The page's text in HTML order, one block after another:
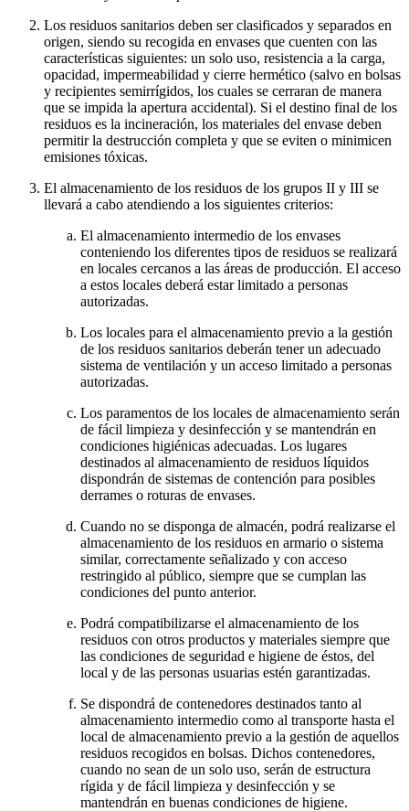
Los residuos sanitarios deben ser clasificados y separados en
origen, siendo su recogida en envases que cuenten con las
características siguientes: un solo uso, resistencia a la carga,
opacidad, impermeabilidad y cierre hermético (salvo en bolsas
y recipientes semirrígidos, los cuales se cerraran de manera
que se impida la apertura accidental). Si el destino final de los
residuos es la incineración, los materiales del envase deben
permitir la destrucción completa y que se eviten o minimicen
emisiones tóxicas.
El almacenamiento de los residuos de los grupos II y III se
llevará a cabo atendiendo a los siguientes criterios:
El almacenamiento intermedio de los envases
conteniendo los diferentes tipos de residuos se realizará
en locales cercanos a las áreas de producción. El acceso
a estos locales deberá estar limitado a personas
autorizadas.
Los locales para el almacenamiento previo a la gestión
de los residuos sanitarios deberán tener un adecuado
sistema de ventilación y un acceso limitado a personas
autorizadas.
Los paramentos de los locales de almacenamiento serán
de fácil limpieza y desinfección y se mantendrán en
condiciones higiénicas adecuadas. Los lugares
destinados al almacenamiento de residuos líquidos
dispondrán de sistemas de contención para posibles
derrames o roturas de envases.
Cuando no se disponga de almacén, podrá realizarse el
almacenamiento de los residuos en armario o sistema
similar, correctamente señalizado y con acceso
restringido al público, siempre que se cumplan las
condiciones del punto anterior.
Podrá compatibilizarse el almacenamiento de los
residuos con otros productos y materiales siempre que
las condiciones de seguridad e higiene de éstos, del
local y de las personas usuarias estén garantizadas.
Se dispondrá de contenedores destinados tanto al
almacenamiento intermedio como al transporte hasta el
local de almacenamiento previo a la gestión de aquellos
residuos recogidos en bolsas. Dichos contenedores,
cuando no sean de un solo uso, serán de estructura
rígida y de fácil limpieza y desinfección y se
mantendrán en buenas condiciones de higiene.